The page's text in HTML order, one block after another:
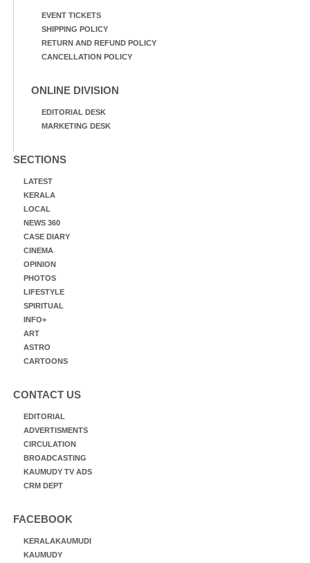
EVENT TICKETS
SHIPPING POLICY
RETURN AND REFUND POLICY
CANCELLATION POLICY
ONLINE DIVISION
EDITORIAL DESK
MARKETING DESK
SECTIONS
LATEST
KERALA
LOCAL
NEWS 360
CASE DIARY
CINEMA
OPINION
PHOTOS
LIFESTYLE
SPIRITUAL
INFO+
ART
ASTRO
CARTOONS
CONTACT US
EDITORIAL
ADVERTISMENTS
CIRCULATION
BROADCASTING
KAUMUDY TV ADS
CRM DEPT
FACEBOOK
KERALAKAUMUDI
KAUMUDY